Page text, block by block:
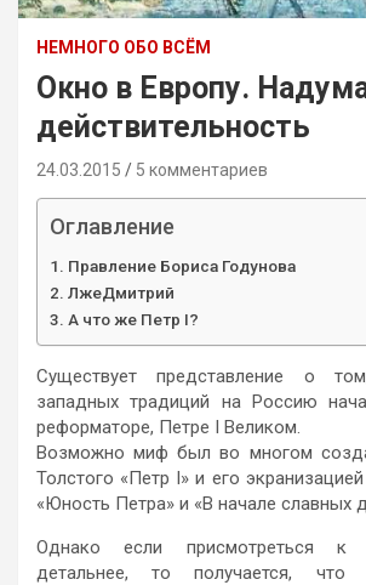
НЕМНОГО ОБО ВСЁМ
Окно в Европу.
действительность
24.03.2015 5 комментариев
Оглавление
Правление Бориса Годунова
ЛжеДмитрий
А что же Петр I?
Существует представление о
западных традиций на Россию
реформаторе, Петре Ι Великом.
Возможно миф был во многом
Толстого «Петр I» и его
«Юность Петра» и «В начале славных
Однако если присмотреться к
детальнее, то получается,